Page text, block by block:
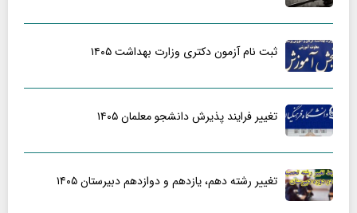
ثبت نام آزمون دکتری وزارت بهداشت ۱۴۰۵
تغییر فرایند پذیرش دانشجو معلمان ۱۴۰۵
تغییر رشته دهم، یازدهم و دوازدهم دبیرستان ۱۴۰۵